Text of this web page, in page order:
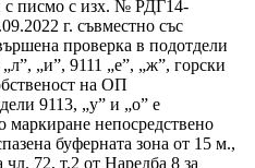
с писмо с изх. № РДГ14-
г. съвместно със
проверка в подотдели
„и”, 9111 „е”, „ж”, горски
на ОП
9113, „у” и „о” е
маркиране непосредствено
буферната зона от 15 м.,
чл. 72, т.2 от Наредба 8 за